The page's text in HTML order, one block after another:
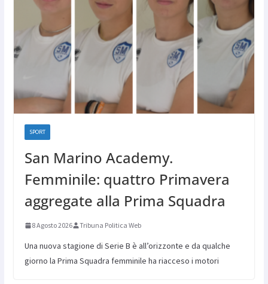
SPORT
San Marino Academy.
Femminile: quattro Primavera
aggregate alla Prima Squadra
8 Agosto 2026 Tribuna Politica Web
Una nuova stagione di Serie B è all’orizzonte e da qualche
giorno la Prima Squadra femminile ha riacceso i motori